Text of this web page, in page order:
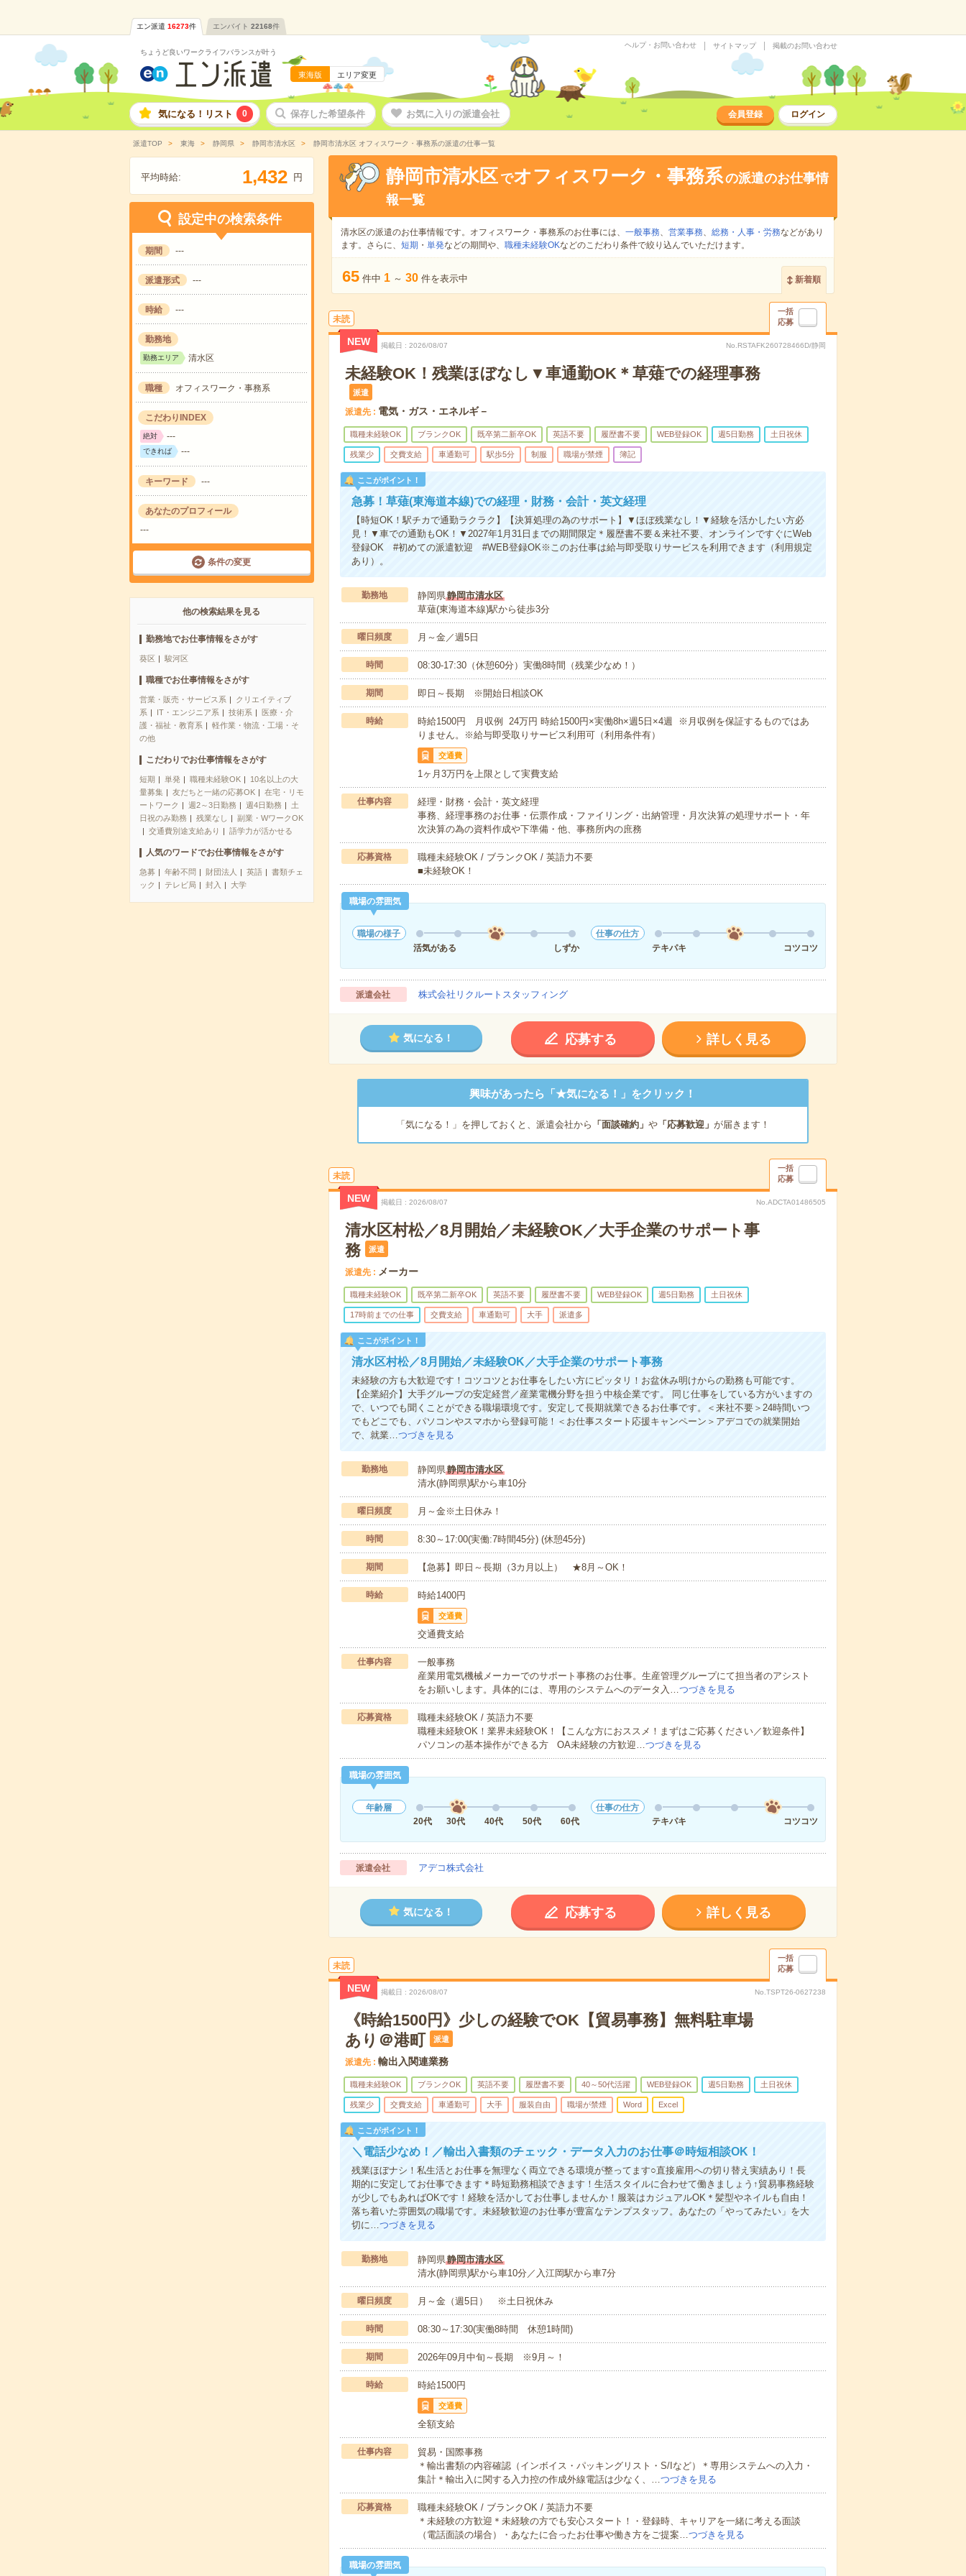
エン派遣 16273件 エンバイト 22168件
ちょうど良いワークライフバランスが叶う
東海版 エリア変更
ヘルプ・お問い合わせ サイトマップ 掲載のお問い合わせ
気になる！リスト 0 保存した希望条件 お気に入りの派遣会社 会員登録 ログイン
派遣TOP 東海 静岡県 静岡市清水区 静岡市清水区 オフィスワーク・事務系の派遣の仕事一覧
平均時給: 1,432 円
設定中の検索条件
期間 ---
派遣形式 ---
時給 ---
勤務地
勤務エリア 清水区
職種 オフィスワーク・事務系
こだわりINDEX
絶対 ---
できれば ---
キーワード ---
あなたのプロフィール
---
条件の変更
他の検索結果を見る
勤務地でお仕事情報をさがす
葵区 駿河区
職種でお仕事情報をさがす
営業・販売・サービス系
クリエイティブ
系
IT・エンジニア系 技術系
医療・介
護・福祉・教育系
軽作業・物流・工場・そ
の他
こだわりでお仕事情報をさがす
短期 単発 職種未経験OK
10名以上の大
量募集
友だちと一緒の応募OK
在宅・リモ
ートワーク
週2～3日勤務 週4日勤務
土
日祝のみ勤務
残業なし
副業・WワークOK
交通費別途支給あり
語学力が活かせる
人気のワードでお仕事情報をさがす
急募 年齢不問 財団法人 英語
書類チェ
ック
テレビ局 封入 大学
静岡市清水区 でオフィスワーク・事務系の派遣のお仕事情
報一覧
清水区の派遣のお仕事情報です。オフィスワーク・事務系のお仕事には、 一般事務、 営業事務、 総務・人事・労務などがあり
ます。さらに、 短期 ・ 単発などの期間や、 職種未経験OKなどのこだわり条件で絞り込んでいただけます。
65 件中 1 ～ 30 件を表示中 新着順
未読
一括
応募
NEW 掲載日 2026/08/07 No.RSTAFK260728466D/静岡
未経験OK！残業ほぼなし▼車通勤OK＊草薙での経理事務
派遣
派遣先 電気・ガス・エネルギ－
職種未経験OK ブランクOK 既卒第二新卒OK 英語不要 履歴書不要 WEB登録OK 週5日勤務 土日祝休
残業少 交費支給 車通勤可 駅歩5分 制服 職場が禁煙 簿記
ここがポイント！
急募！草薙(東海道本線)での経理・財務・会計・英文経理
【時短OK！駅チカで通勤ラクラク】【決算処理の為のサポート】▼ほぼ残業なし！▼経験を活かしたい方必
見！▼車での通勤もOK！▼2027年1月31日までの期間限定＊履歴書不要＆来社不要、オンラインですぐにWeb
登録OK #初めての派遣歓迎 #WEB登録OK※このお仕事は給与即受取りサービスを利用できます（利用規定
あり）。
勤務地 静岡県静岡市清水区
草薙(東海道本線)駅から徒歩3分
曜日頻度 月～金／週5日
時間 08:30-17:30（休憩60分）実働8時間（残業少なめ！）
期間 即日～長期 ※開始日相談OK
時給
時給1500円 月収例 24万円 時給1500円×実働8h×週5日×4週 ※月収例を保証するものではあ
りません。※給与即受取りサービス利用可（利用条件有）
交通費
1ヶ月3万円を上限として実費支給
仕事内容
経理・財務・会計・英文経理
事務、経理事務のお仕事・伝票作成・ファイリング・出納管理・月次決算の処理サポート・年
次決算の為の資料作成や下準備・他、事務所内の庶務
応募資格
職種未経験OK / ブランクOK / 英語力不要
■未経験OK！
職場の雰囲気
職場の様子
活気がある
しずか
仕事の仕方
テキパキ
コツコツ
派遣会社 株式会社リクルートスタッフィング
気になる！ 応募する 詳しく見る
興味があったら「★気になる！」をクリック！
「気になる！」を押しておくと、派遣会社から 「面談確約」 や「応募歓迎」 が届きます！
未読
一括
応募
NEW 掲載日 2026/08/07 No.ADCTA01486505
清水区村松／8月開始／未経験OK／大手企業のサポート事
務
派遣
派遣先 メーカー
職種未経験OK 既卒第二新卒OK 英語不要 履歴書不要 WEB登録OK 週5日勤務 土日祝休
17時前までの仕事 交費支給 車通勤可 大手 派遣多
ここがポイント！
清水区村松／8月開始／未経験OK／大手企業のサポート事務
未経験の方も大歓迎です！コツコツとお仕事をしたい方にピッタリ！お盆休み明けからの勤務も可能です。
【企業紹介】大手グループの安定経営／産業電機分野を担う中核企業です。 同じ仕事をしている方がいますの
で、いつでも聞くことができる職場環境です。安定して長期就業できるお仕事です。＜来社不要＞24時間いつ
でもどこでも、パソコンやスマホから登録可能！＜お仕事スタート応援キャンペーン＞アデコでの就業開始
で、就業… つづきを見る
勤務地 静岡県静岡市清水区
清水(静岡県)駅から車10分
曜日頻度 月～金※土日休み！
時間 8:30～17:00(実働:7時間45分) (休憩45分)
期間 【急募】即日～長期（3カ月以上） ★8月～OK！
時給 時給1400円
交通費
交通費支給
仕事内容
一般事務
産業用電気機械メーカーでのサポート事務のお仕事。生産管理グループにて担当者のアシスト
をお願いします。具体的には、専用のシステムへのデータ入… つづきを見る
応募資格
職種未経験OK / 英語力不要
職種未経験OK！業界未経験OK！【こんな方におススメ！まずはご応募ください／歓迎条件】
パソコンの基本操作ができる方 OA未経験の方歓迎… つづきを見る
職場の雰囲気
年齢層
20代
30代 40代 50代 60代
仕事の仕方
テキパキ
コツコツ
派遣会社 アデコ株式会社
気になる！ 応募する 詳しく見る
未読
一括
応募
NEW 掲載日 2026/08/07 No.TSPT26-0627238
《時給1500円》少しの経験でOK【貿易事務】無料駐車場
あり＠港町
派遣
派遣先 輸出入関連業務
職種未経験OK ブランクOK 英語不要 履歴書不要 40～50代活躍 WEB登録OK 週5日勤務 土日祝休
残業少 交費支給 車通勤可 大手 服装自由 職場が禁煙 Word Excel
ここがポイント！
＼電話少なめ！／輸出入書類のチェック・データ入力のお仕事＠時短相談OK！
残業ほぼナシ！私生活とお仕事を無理なく両立できる環境が整ってます○直接雇用への切り替え実績あり！長
期的に安定してお仕事できます＊時短勤務相談できます！生活スタイルに合わせて働きましょう↑貿易事務経験
が少しでもあればOKです！経験を活かしてお仕事しませんか！服装はカジュアルOK＊髪型やネイルも自由！
落ち着いた雰囲気の職場です。未経験歓迎のお仕事が豊富なテンプスタッフ。あなたの「やってみたい」を大
切に…つづきを見る
勤務地 静岡県静岡市清水区
清水(静岡県)駅から車10分／入江岡駅から車7分
曜日頻度 月～金（週5日） ※土日祝休み
時間 08:30～17:30(実働8時間 休憩1時間)
期間 2026年09月中旬～長期 ※9月～！
時給 時給1500円
交通費
全額支給
仕事内容
貿易・国際事務
＊輸出書類の内容確認（インボイス・パッキングリスト・S/Iなど）＊専用システムへの入力・
集計＊輸出入に関する入力控の作成外線電話は少なく、…つづきを見る
応募資格
職種未経験OK / ブランクOK / 英語力不要
＊未経験の方歓迎＊未経験の方でも安心スタート！・登録時、キャリアを一緒に考える面談
（電話面談の場合）・あなたに合ったお仕事や働き方をご提案…つづきを見る
職場の雰囲気